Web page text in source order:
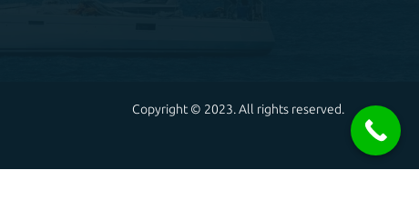
Copyright © 2023. All rights reserved.